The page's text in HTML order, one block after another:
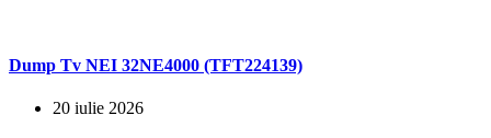
Dump Tv NEI 32NE4000 (TFT224139)
20 iulie 2026